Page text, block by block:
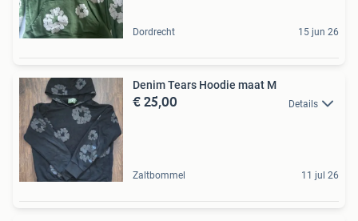
Dordrecht 15 jun 26
Denim Tears Hoodie maat M
€ 25,00 Details
Zaltbommel 11 jul 26